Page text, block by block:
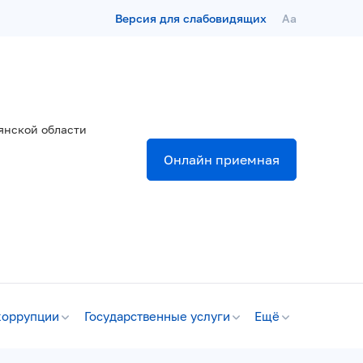
Версия для слабовидящих Aa
области
Онлайн приемная
Государственные услуги Ещё